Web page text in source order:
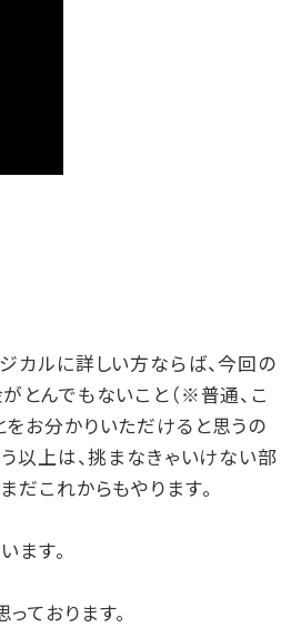
カルに詳しい方ならば、今回の
とんでもないこと（※普通、こ
をお分かりいただけると思うの
う以上は、挑まなきゃいけない部
だこれからもやります。
ます。
ております。